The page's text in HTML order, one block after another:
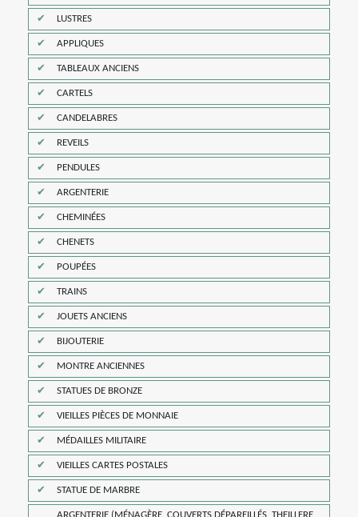
LUSTRES
APPLIQUES
TABLEAUX ANCIENS
CARTELS
CANDELABRES
REVEILS
PENDULES
ARGENTERIE
CHEMINÉES
CHENETS
POUPÉES
TRAINS
JOUETS ANCIENS
BIJOUTERIE
MONTRE ANCIENNES
STATUES DE BRONZE
VIEILLES PIÈCES DE MONNAIE
MÉDAILLES MILITAIRE
VIEILLES CARTES POSTALES
STATUE DE MARBRE